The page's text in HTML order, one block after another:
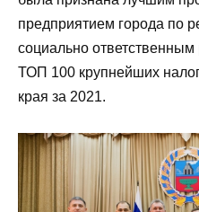
предприятием города по
социально
ТОП 100 крупнейших
края за 2021.